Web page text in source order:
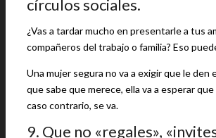
círculos sociales.
¿Vas a tardar mucho en presentarle a tus
compañeros del trabajo o familia? Eso
Una mujer segura no va a exigir que le den
que sabe que merece, ella va a esperar
caso contrario, se va.
9. Que no «regales»,